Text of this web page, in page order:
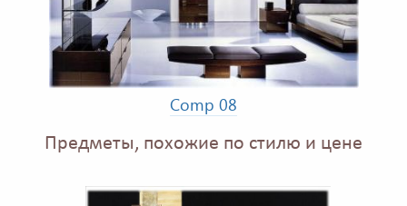
Comp 08
Предметы, похожие по стилю и цене